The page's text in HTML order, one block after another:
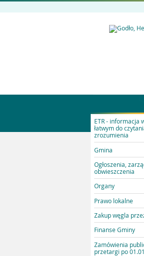
ETR - informacja
łatwym do
zrozumienia
Gmina
Ogłoszenia,
obwieszczenia
Organy
Prawo lokalne
Zakup węgla
Finanse Gminy
Zamówienia
przetargi po